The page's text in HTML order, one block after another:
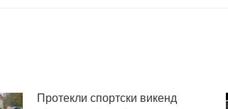
Протекли спортски викенд